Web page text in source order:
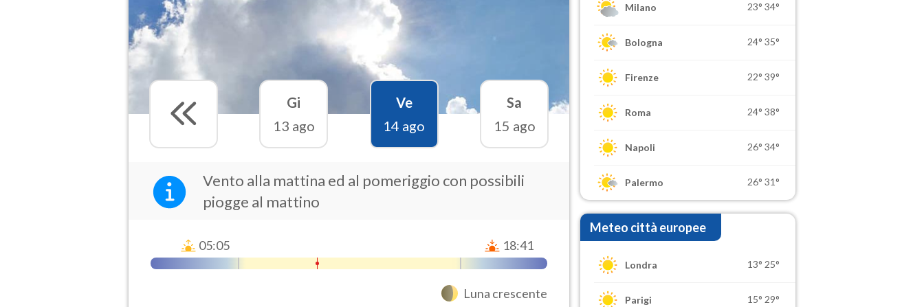
Gi
13 ago
Ve
14 ago
Sa
15 ago
Vento alla mattina ed al pomeriggio con possibili
piogge al mattino
05:05 18:41
Luna crescente
Milano 23° 34°
Bologna 24° 35°
Firenze 22° 39°
Roma 24° 38°
Napoli 26° 34°
Palermo 26° 31°
Meteo città europee
Londra 13° 25°
Parigi 15° 29°